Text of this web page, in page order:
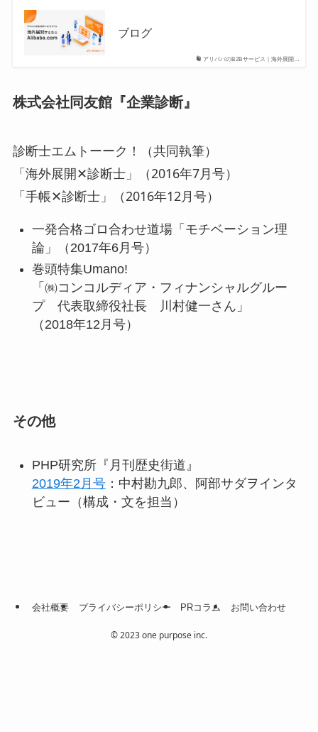
アリババのB2Bサービス｜海外展開…
ブログ
株式会社同友館『企業診断』
診断士エムトーーク！（共同執筆）
「海外展開✕診断士」（2016年7月号）
「手帳✕診断士」（2016年12月号）
一発合格ゴロ合わせ道場「モチベーション理
論」（2017年6月号）
巻頭特集Umano!
「㈱コンコルディア・フィナンシャルグルー
プ 代表取締役社長 川村健一さん」
（2018年12月号）
その他
PHP研究所『月刊歴史街道』
2019年2月号：中村勘九郎、阿部サダヲインタ
ビュー（構成・文を担当）
会社概要 プライバシーポリシー PRコラム お問い合わせ
©2023 one purpose inc.